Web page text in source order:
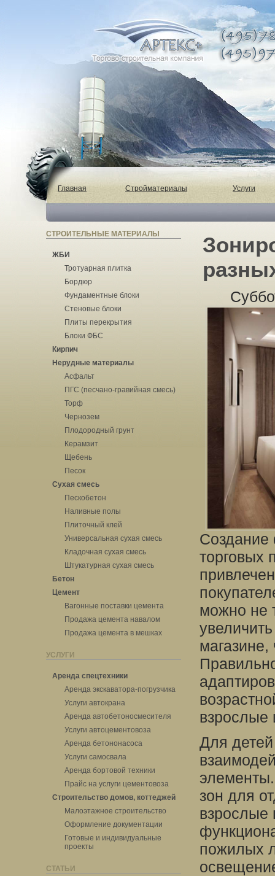
Главная Стройматериалы Услуги
СТРОИТЕЛЬНЫЕ МАТЕРИАЛЫ
ЖБИ
Тротуарная плитка
Бордюр
Фундаментные блоки
Стеновые блоки
Плиты перекрытия
Блоки ФБС
Кирпич
Нерудные материалы
Асфальт
ПГС (песчано-гравийная смесь)
Торф
Чернозем
Плодородный грунт
Керамзит
Щебень
Песок
Сухая смесь
Пескобетон
Наливные полы
Плиточный клей
Универсальная сухая смесь
Кладочная сухая смесь
Штукатурная сухая смесь
Бетон
Цемент
Вагонные поставки цемента
Продажа цемента навалом
Продажа цемента в мешках
УСЛУГИ
Аренда спецтехники
Аренда экскаватора-погрузчика
Услуги автокрана
Аренда автобетоносмесителя
Услуги автоцементовоза
Аренда бетононасоса
Услуги самосвала
Аренда бортовой техники
Прайс на услуги цементовоза
Строительство домов, коттеджей
Малоэтажное строительство
Оформление документации
Готовые и индивидуальные
проекты
СТАТЬИ
Создание
торговых
можно не
взрослые
Для
зон для
взрослые
пожилых